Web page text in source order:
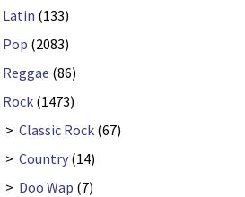
Latin (133)
Pop (2083)
Reggae (86)
Rock (1473)
> Classic Rock (67)
> Country (14)
> Doo Wap (7)